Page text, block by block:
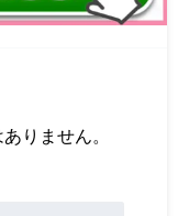
りません。